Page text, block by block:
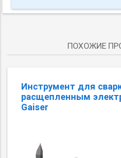
ПОХОЖИЕ
Инструмент для
расщепленным
Gaiser